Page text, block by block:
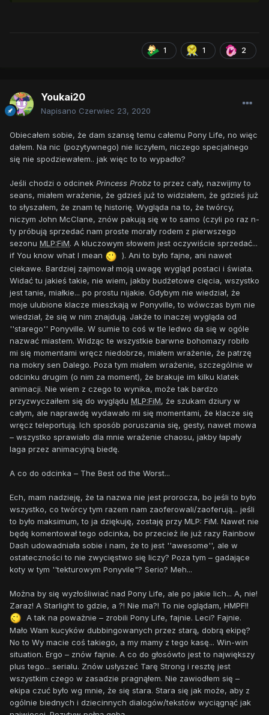
1 1 2
Youkai20
Napisano Czerwiec 23, 2020
Obiecałem sobie, że dam szansę temu całemu Pony Life, no więc
dałem. Na nic (pozytywnego) nie liczyłem, niczego specjalnego
się nie spodziewałem.. jak więc to to wypadło?
Jeśli chodzi o odcinek Princess Probzto przez cały, nazwijmy to
seans, miałem wrażenie, że gdzieś już to widziałem, że gdzieś już
to słyszałem, że znam tę historię. Wygląda na to, że twórcy,
niczym John McClane, znów pakują się w to samo (czyli po raz n-
ty próbują sprzedać nam proste morały rodem z pierwszego
sezonu MLP:FiM. A kluczowym słowem jest oczywiście sprzedać...
if You know what I mean
). Ani to było fajne, ani nawet
ciekawe. Bardziej zajmował moją uwagę wygląd postaci i świata.
Widać tu jakieś takie, nie wiem, jakby budżetowe cięcia, wszystko
jest tanie, miałkie... po prostu nijakie. Gdybym nie wiedział, że
moje ulubione klacze mieszkają w Ponyville, to wówczas bym nie
wiedział, że się w nim znajdują. Jakże to inaczej wygląda od
''starego'' Ponyville. W sumie to coś w tle ledwo da się w ogóle
nazwać miastem. Widząc te wszystkie barwne bohomazy robiło
mi się momentami wręcz niedobrze, miałem wrażenie, że patrzę
na mokry sen Dalego. Poza tym miałem wrażenie, szczególnie w
odcinku drugim (o nim za moment), że brakuje im kilku klatek
animacji. Nie wiem z czego to wynika, może tak bardzo
przyzwyczaiłem się do wyglądu MLP:FiM, że szukam dziury w
całym, ale naprawdę wydawało mi się momentami, że klacze się
wręcz teleportują. Ich sposób poruszania się, gesty, nawet mowa
– wszystko sprawiało dla mnie wrażenie chaosu, jakby łapały
laga przez animacyjną biedę.
A co do odcinka – The Best od the Worst...
Ech, mam nadzieję, że ta nazwa nie jest prorocza, bo jeśli to było
wszystko, co twórcy tym razem nam zaoferowali/zaoferują... jeśli
to było maksimum, to ja dziękuję, zostaję przy MLP: FiM. Nawet nie
będę komentował tego odcinka, bo przecież ile już razy Rainbow
Dash udowadniała sobie i nam, że to jest ''awesome'', ale w
ostateczności to nie zwycięstwo się liczy? Poza tym – gadające
koty w tym ''tekturowym Ponyvile"? Serio? Meh...
Można by się wyzłośliwiać nad Pony Life, ale po jakie lich... A, nie!
Zaraz! A Starlight to gdzie, a ?! Nie ma?! To nie oglądam, HMPF!!
A tak na poważnie – zrobili Pony Life, fajnie. Leci? Fajnie.
Mało Wam kucyków dubbingowanych przez starą, dobrą ekipę?
No to Wy macie coś takiego, a my mamy z tego kasę... Win-win
situation. Ergo – znów fajnie. A co do głosówto jest to największy
plus tego... serialu. Znów usłyszeć Tarę Strong i resztę jest
wszystkim czego w zasadzie pragnąłem. Nie zawiodłem się –
ekipa czuć było wg mnie, że się stara. Stara się jak może, aby z
ogólnie biednych i dziecinnych dialogów/tekstów wyciągnąć jak